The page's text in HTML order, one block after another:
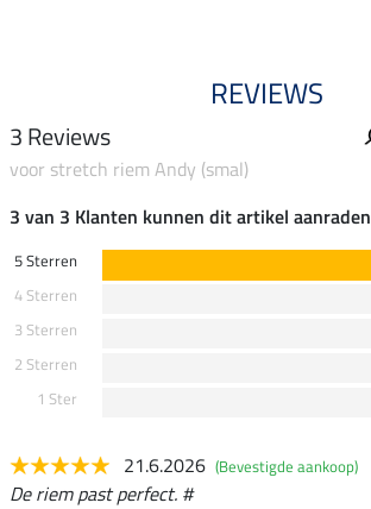
REVIEWS
3 Reviews
voor stretch riem Andy (smal)
3 van 3 Klanten kunnen dit artikel aanraden
5 Sterren
4 Sterren
3 Sterren
2 Sterren
1 Ster
21.6.2026 (Bevestigde aankoop)
De riem past perfect. #